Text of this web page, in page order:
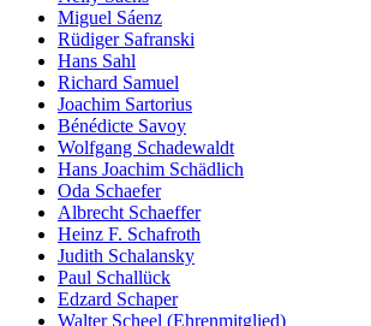
Miguel Sáenz
Rüdiger Safranski
Hans Sahl
Richard Samuel
Joachim Sartorius
Bénédicte Savoy
Wolfgang Schadewaldt
Hans Joachim Schädlich
Oda Schaefer
Albrecht Schaeffer
Heinz F. Schafroth
Judith Schalansky
Paul Schallück
Edzard Schaper
Walter Scheel (Ehrenmitglied)